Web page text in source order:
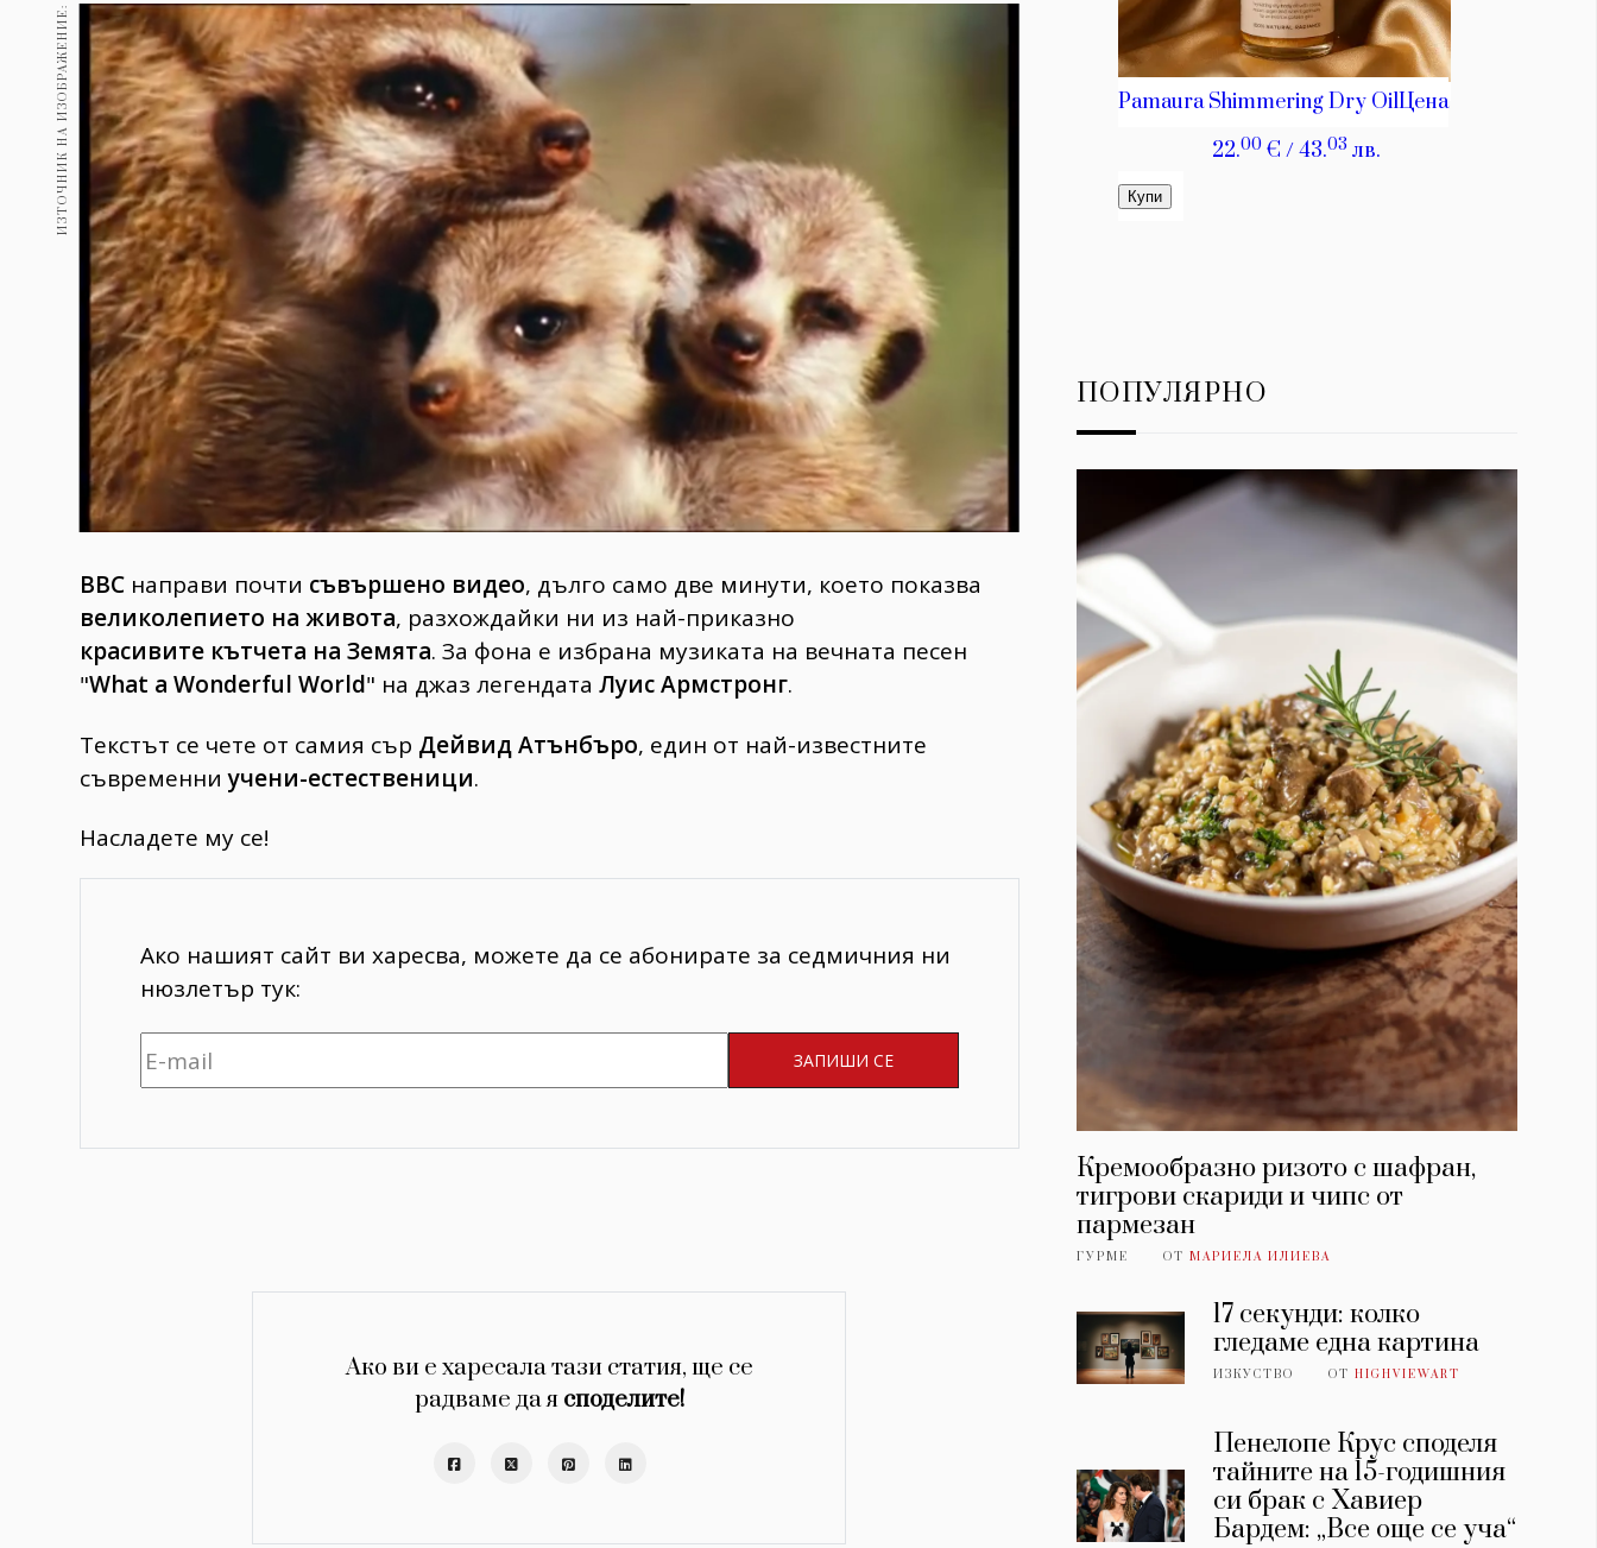
Пътувай 237
Здраве 389
Gentlemen
Wellness 1817
ПОСЛЕДВАЙТЕ
НИ
ИЗТОЧНИК НА ИЗОБРАЖЕНИЕ:
BBC направи почти съвършено видео, дълго само две минути, което показва
великолепието на живота, разхождайки ни из най-приказно
красивите кътчета на Земята. За фона е избрана музиката на вечната песен
"What a Wonderful World" на джаз легендата Луис Армстронг.
Текстът се чете от самия сър Дейвид Атънбъро, един от най-известните
съвременниучени-естественици.
Насладете му се!
Ако нашият сайт ви харесва, можете да се абонирате за седмичния ни
нюзлетър тук:
Ако ви е харесала тази статия, ще се
радваме да я споделите!
ПОПУЛЯРНО
Кремообразно ризото с шафран,
тигрови скариди и чипс от
пармезан
ГУРМЕ ОТ МАРИЕЛА ИЛИЕВА
17 секунди: колко
гледаме една картина
ИЗКУСТВО ОТHIGHVIEWART
Пенелопе Крус споделя
тайните на 15-годишния
си брак с Хавиер
Бардем: „Все още се уча“